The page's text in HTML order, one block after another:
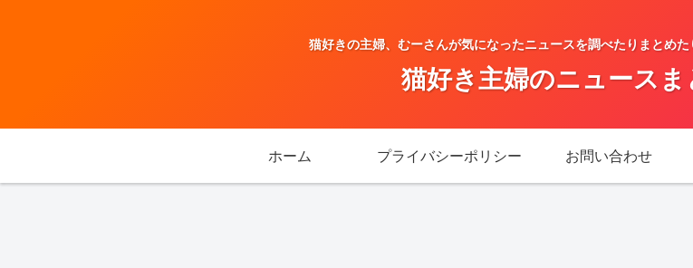
猫好きの主婦、むーさんが気になったニュースを調べたりまとめ
猫好き主婦のニュース
ホーム プライバシーポリシー お問い合わせ